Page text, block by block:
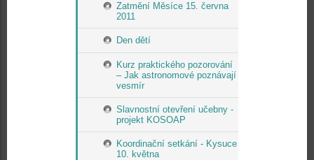
Zatmění Měsíce 15. června
2011
Den dětí
Kurz praktického pozorování
– Jak astronomové poznávají
vesmír
Slavnostní otevření učebny -
projekt KOSOAP
Koordinační setkání - Kysuce
10. května